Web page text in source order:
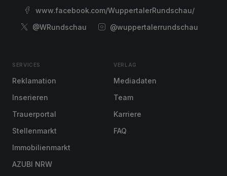
www.facebook.com/WuppertalerRundschau/
@WRundschau
@wuppertalerrundschau
SERVICES
Reklamation
Inserieren
Trauerportal
Stellenmarkt
Immobilienmarkt
AZUBI NRW
VERLAG
Mediadaten
Team
Karriere
FAQ